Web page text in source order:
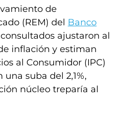
de
(REM) del Banco
ajustaron al
inflación y estiman
al Consumidor (IPC)
suba del 2,1%,
núcleo treparía al